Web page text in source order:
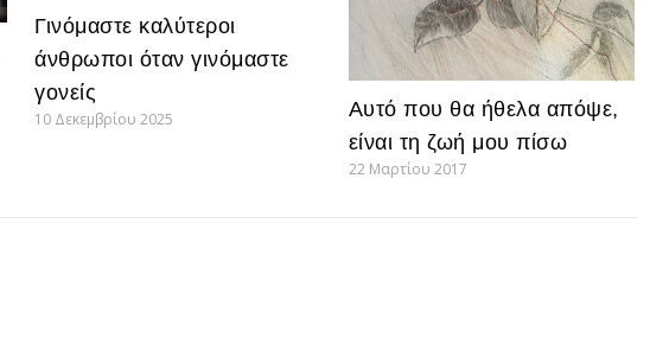
Γινόμαστε καλύτεροι
άνθρωποι όταν γινόμαστε
γονείς
10 Δεκεμβρίου 2025
Αυτό που θα ήθελα απόψε,
είναι τη ζωή μου πίσω
22 Μαρτίου 2017